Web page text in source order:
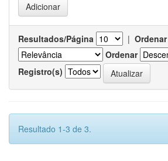
Resultados/Página |
Ordenar
Registro(s)
Resultado 1-3 de 3.